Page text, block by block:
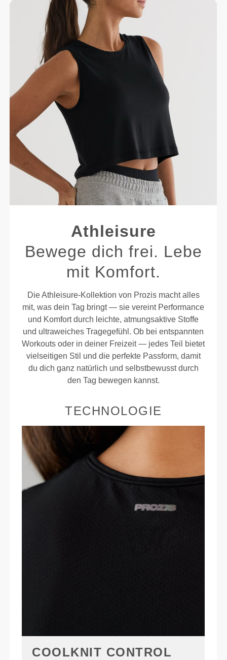
Athleisure
Bewege dich frei. Lebe
mit Komfort.
Die Athleisure-Kollektion von Prozis macht alles
mit, was dein Tag bringt — sie vereint Performance
und Komfort durch leichte, atmungsaktive Stoffe
und ultraweiches Tragegefühl. Ob bei entspannten
Workouts oder in deiner Freizeit — jedes Teil bietet
vielseitigen Stil und die perfekte Passform, damit
du dich ganz natürlich und selbstbewusst durch
den Tag bewegen kannst.
TECHNOLOGIE
COOLKNIT CONTROL